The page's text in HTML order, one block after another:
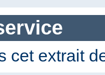
cet extrait